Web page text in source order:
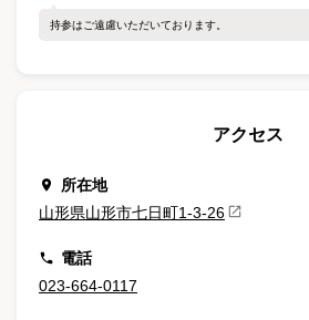
持参はご遠慮いただいております。
アクセス
所在地
山形県山形市七日町1-3-26
電話
023-664-0117